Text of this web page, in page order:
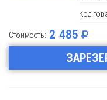
Код
Стоимость: 2 485